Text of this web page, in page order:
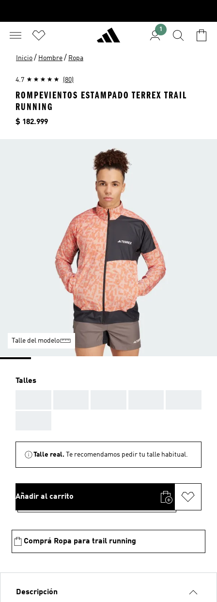
1
Inicio / Hombre / Ropa
4.7 (80)
ROMPEVIENTOS ESTAMPADO TERREX TRAIL
RUNNING
Precio
$ 182.999
Talle del modelo
Talles
Talle real. Te recomendamos pedir tu talle habitual.
Añadir al carrito
Comprá Ropa para trail running
Descripción